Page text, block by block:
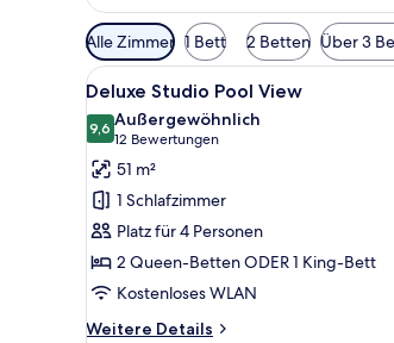
Verfügbare
Filter
für
Zimmer
Alle Zimmer 1 Bett 2 Betten Über 3
Alle
Fotos
für
Deluxe
Studio
Pool
View
anzeigen
Ein
5
Deluxe Studio Pool View
9,69,6 von 10
Außergewöhnlich
12 Bewertungen
(12
Bewertungen)
51 m²
1 Schlafzimmer
Platz für 4 Personen
2 Queen-Betten ODER 1 King-Bett
Kostenloses WLAN
Weitere Details
Weitere